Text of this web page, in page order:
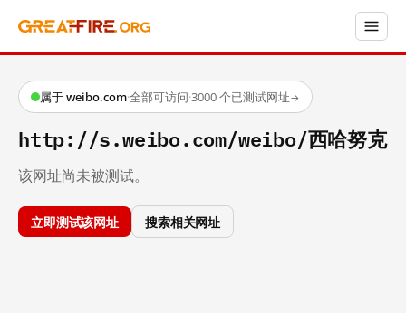
属于 weibo.com·全部可访问·3000 个已测试网址→
http://s.weibo.com/weibo/西哈努克
该网址尚未被测试。
立即测试该网址 搜索相关网址